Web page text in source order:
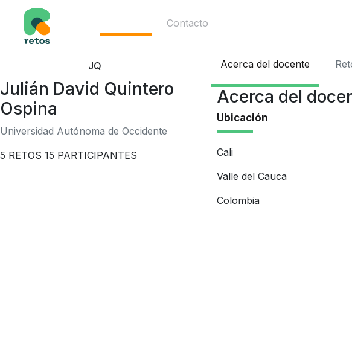
Contacto
JQ
Julián David Quintero
Ospina
Universidad Autónoma de Occidente
5 RETOS 15 PARTICIPANTES
Acerca del docente
Acerca del
Ubicación
Cali
Valle del Cauca
Colombia